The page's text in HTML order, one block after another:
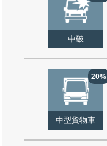
中破
20%
中型貨物車